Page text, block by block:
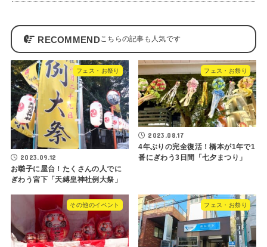
RECOMMEND
フェス・お祭り
2023.09.12
お囃子に屋台！たくさんの人でに
ぎわう宮下「天縛皇神社例大祭」
フェス・お祭り
2023.08.17
4年ぶりの完全復活！橋本が1年で1
番にぎわう3日間「七夕まつり」
その他のイベント フェス・お祭り